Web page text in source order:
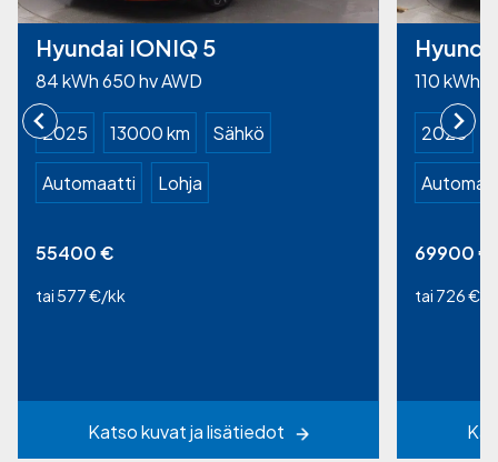
Hyundai IONIQ 5
84 kWh 650 hv AWD
2025 13000 km Sähkö
Automaatti Lohja
55400€
tai 577 €/kk
Katso kuvat ja lisätiedot
110 kWh
2025
69900€
tai 726 €/